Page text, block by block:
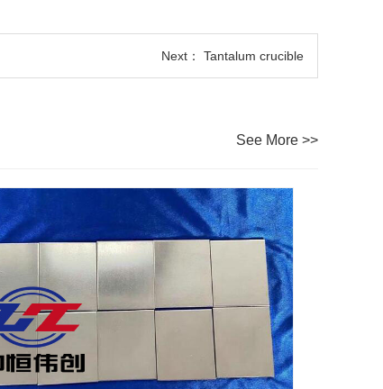
Next： Tantalum crucible
See More >>